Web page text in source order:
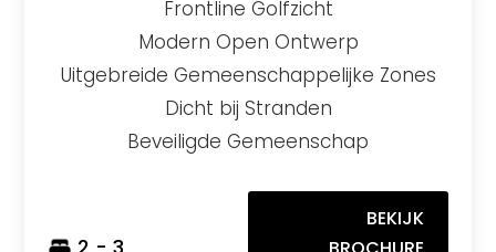
Frontline Golfzicht
Modern Open Ontwerp
Uitgebreide Gemeenschappelijke Zones
Dicht bij Stranden
Beveiligde Gemeenschap
BEKIJK